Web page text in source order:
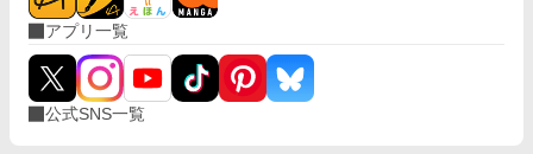
アプリ一覧
公式SNS一覧